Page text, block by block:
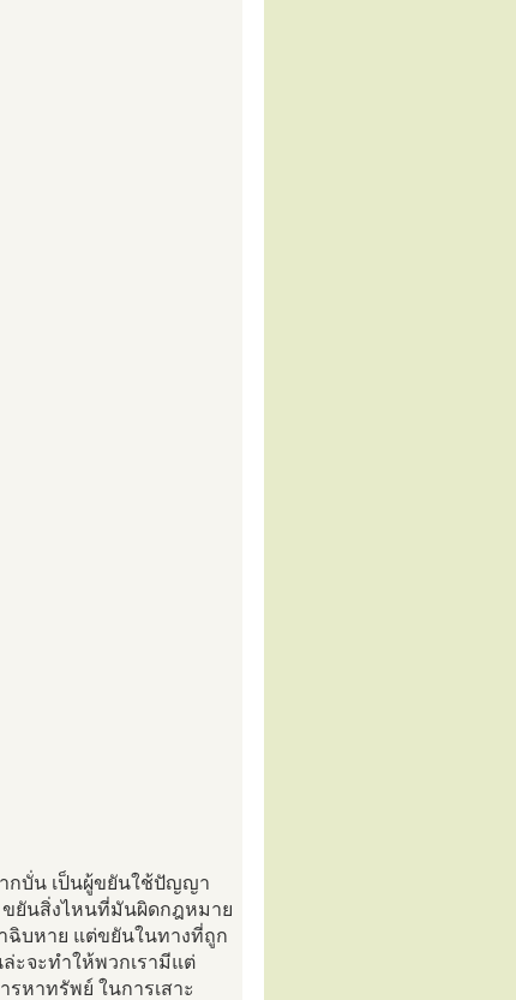
กบั่น เป็นผู้ขยันใช้ปัญญา
ยันสิ่งไหนที่มันผิดกฎหมาย
ฉิบหาย แต่ขยันในทางที่ถูก
ะจะทำให้พวกเรามีแต่
หาทรัพย์ ในการเสาะ